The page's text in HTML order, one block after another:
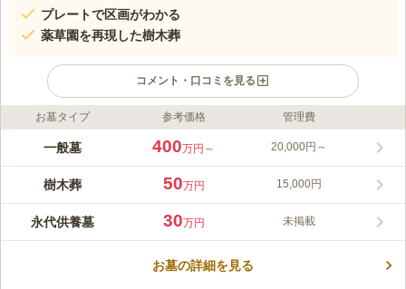
プレートで区画がわかる
薬草園を再現した樹木葬
コメント・口コミを見る
ライフドット編集部のコメント
樹木葬墓地 広尾の杜は、東京都渋谷区にある寺院墓地です。
けさと、凛とした空気に包まれています。樹木葬は、宗旨宗派を
問わず、継承者も必要としない永代供養付きの墓地です。季節と
になっています。利用人数や利用年数により価格が異なるため、
自分のプランに合ったお墓が見つかるでしょう。
お墓タイプ 参考価格 管理費
一般墓 400万円～ 20,000円～
樹木葬 50万円 15,000円
永代供養墓 30万円 未掲載
お墓の詳細を見る